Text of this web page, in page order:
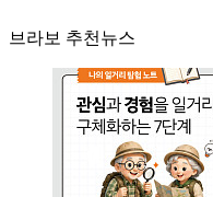
브라보 추천뉴스